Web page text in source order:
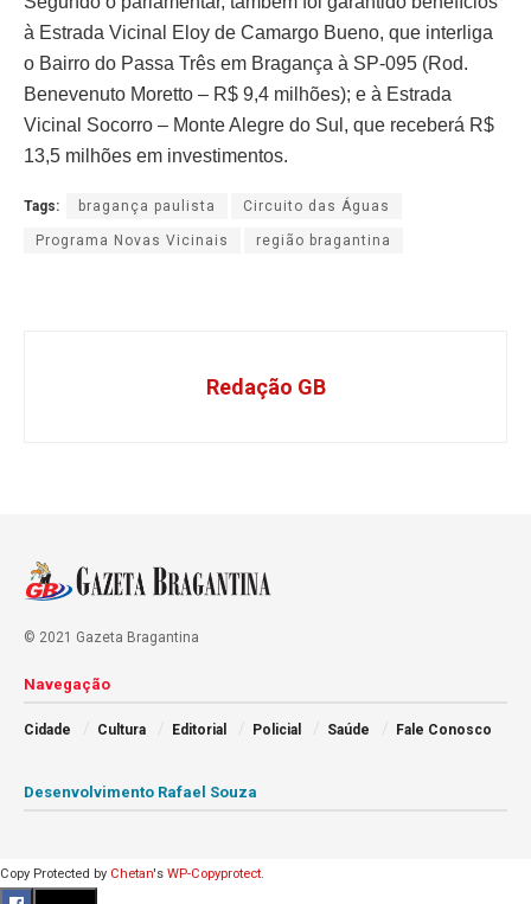
à Estrada Vicinal Eloy de Camargo Bueno, que interliga
o Bairro do Passa Três em Bragança à SP-095 (Rod.
Benevenuto Moretto – R$ 9,4 milhões); e à Estrada
Vicinal Socorro – Monte Alegre do Sul, que receberá R$
13,5 milhões em investimentos.
Tags: bragança paulista Circuito das Águas
Programa Novas Vicinais região bragantina
Redação GB
© 2021 Gazeta Bragantina
Navegação
Cidade Cultura Editorial Policial Saúde Fale Conosco
Desenvolvimento Rafael Souza
Copy Protected by Chetan's WP-Copyprotect.